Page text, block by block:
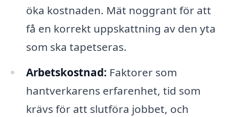
öka kostnaden. Mät noggrant för att
få en korrekt uppskattning av den yta
som ska tapetseras.
Arbetskostnad: Faktorer som
hantverkarens erfarenhet, tid som
krävs för att slutföra jobbet, och